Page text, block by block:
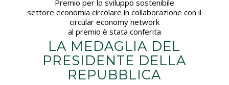
L’eccellenza dei PRATI ARMATI®
conquista la copertina di “Ingegneria
Ferroviaria”